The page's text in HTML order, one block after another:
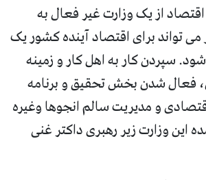
از یک وزارت غیر فعال به
تواند برای اقتصاد آینده کشور یک
سپردن کار به اهل کار و زمینه
فعال شدن بخش تحقیق و برنامه
و مدیریت سالم انجوها وغیره
این وزارت زیر رهبری داکتر غنی